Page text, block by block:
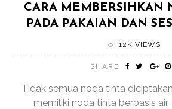
CARA MEMBERSIHKAN
PADA PAKAIAN DAN
12K VIEWS
SHARE
Tidak semua noda tinta
memiliki noda tinta berbasis